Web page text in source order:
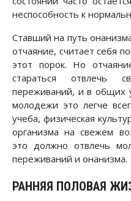
неспособность к
Ставший на путь
отчаяние, считает себя
этот порок. Но
стараться отвлечь
переживаний, и в общих
молодежи это легче
учеба, физическая
организма на свежем
это должно отвлечь
переживаний и онанизма.
РАННЯЯ ПОЛОВАЯ